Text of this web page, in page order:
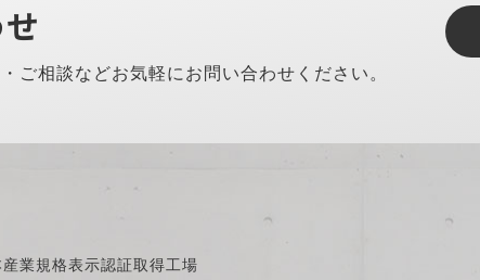
ご相談などお気軽にお問い合わせください。
産業規格表示認証取得工場